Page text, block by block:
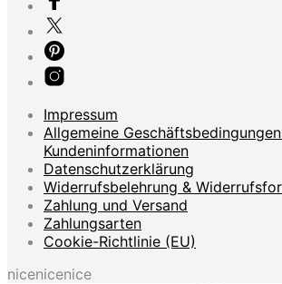
Impressum
Allgemeine
Kundeninformationen
Datenschutzerklärung
Widerrufsbelehrung &
Zahlung und Versand
Zahlungsarten
Cookie-Richtlinie (EU)
nicenicenice